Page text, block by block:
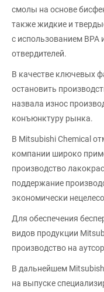
смолы на основе
также жидкие и
с использованием BPA
отвердителей.
В качестве ключевых
остановить
назвала износ
конъюнктуру рынка.
В Mitsubishi Chemical
компании широко
производство
поддержание
экономически
Для обеспечения
видов продукции
производство на
В дальнейшем
на выпуске